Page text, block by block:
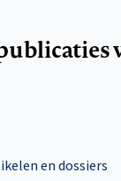
en dossiers